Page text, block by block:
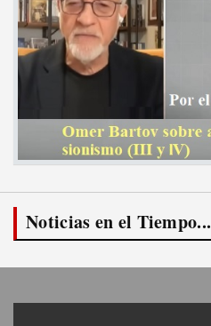
Noticias en el Tiempo...